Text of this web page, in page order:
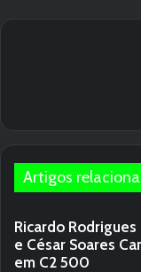
Artigos
Ricardo
e César Soares
em C2 500